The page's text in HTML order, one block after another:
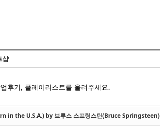
샵
후기, 플레이리스트를 올려주세요.
in the U.S.A.) by 브루스 스프링스틴(Bruce Springsteen)